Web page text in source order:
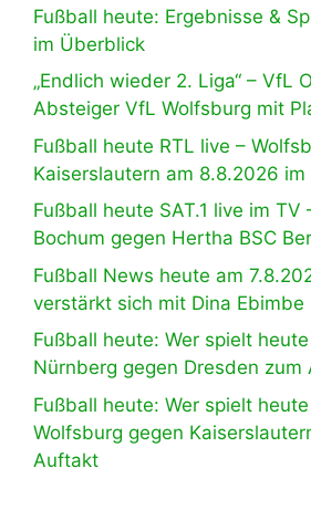
Fußball heute: Ergebnisse &
im Überblick
„Endlich wieder 2. Liga“ – VfL
Absteiger VfL Wolfsburg mit
Fußball heute RTL live –
Kaiserslautern am 8.8.2026 im
Fußball heute SAT.1 live im TV
Bochum gegen Hertha BSC
Fußball News heute am
verstärkt sich mit Dina Ebimbe
Fußball heute: Wer spielt
Nürnberg gegen Dresden zum
Fußball heute: Wer spielt
Wolfsburg gegen
Auftakt